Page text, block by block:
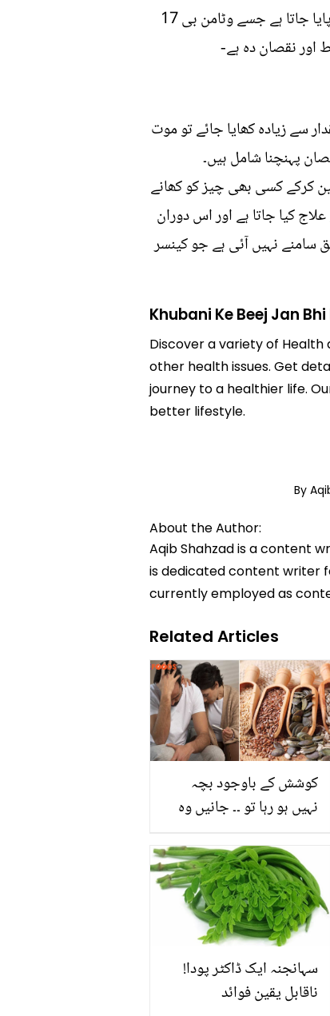
ایک عام مفروضہ ہے کہ خوبانی کا بیج کینسر کے علاج میں مددگار ہے کیونکہ اس کے اندر ایمگڈالن نامی جز پایا جاتا ہے جسے وٹامن بی 17
اور نقصان دہ ہے-
سے زیادہ کھایا جائے تو موت
پہنچنا شامل ہیں۔
کرکے کسی بھی چیز کو کھانے
کیا جاتا ہے اور اس دوران
سامنے نہیں آئی ہے جو کینسر
Khubani Ke Beej Jan
Discover a variety of Health
other health issues. Get
journey to a healthier life.
better lifestyle.
By
About the Author:
Aqib Shahzad is a content
is dedicated content writer
currently employed as
Related Articles
کوشش کے باوجود بچہ
نہیں ہو رہا تو ۔۔ جانیں وہ
خواتین کی زرخیزی میں
اضافہ کرتے ہیں؟
سہانجنہ ایک ڈاکٹر پودا!
ناقابل یقین فوائد